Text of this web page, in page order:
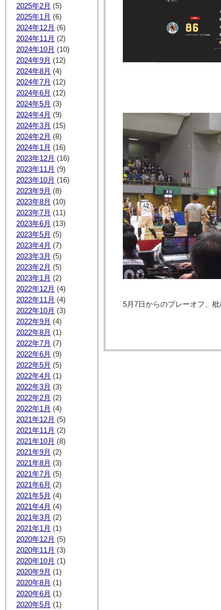
2025年2月 (5)
2025年1月 (6)
2024年12月 (6)
2024年11月 (2)
2024年10月 (10)
2024年9月 (12)
2024年8月 (4)
2024年7月 (12)
2024年6月 (12)
2024年5月 (3)
2024年4月 (9)
2024年3月 (15)
2024年2月 (8)
2024年1月 (16)
2023年12月 (16)
2023年11月 (9)
2023年10月 (16)
2023年9月 (8)
2023年8月 (10)
2023年7月 (11)
2023年6月 (13)
2023年5月 (5)
2023年4月 (7)
2023年3月 (5)
2023年2月 (5)
2023年1月 (2)
2022年12月 (4)
2022年11月 (4)
2022年10月 (3)
2022年9月 (4)
2022年8月 (1)
2022年7月 (7)
2022年6月 (9)
2022年5月 (5)
2022年4月 (1)
2022年3月 (3)
2022年2月 (2)
2022年1月 (4)
2021年12月 (5)
2021年11月 (2)
2021年10月 (8)
2021年9月 (2)
2021年8月 (3)
2021年7月 (5)
2021年6月 (2)
2021年5月 (4)
2021年4月 (4)
2021年3月 (2)
2021年1月 (1)
2020年12月 (5)
2020年11月 (3)
2020年10月 (1)
2020年9月 (1)
2020年8月 (1)
2020年6月 (1)
2020年5月 (1)
5月7日からのプレーオフ、